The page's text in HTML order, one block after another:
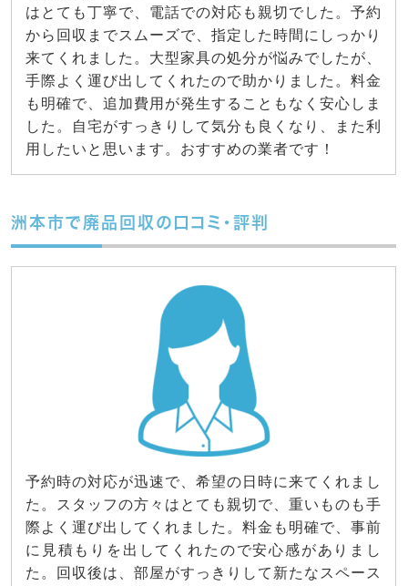
はとても丁寧で、電話での対応も親切でした。予約
から回収までスムーズで、指定した時間にしっかり
来てくれました。大型家具の処分が悩みでしたが、
手際よく運び出してくれたので助かりました。料金
も明確で、追加費用が発生することもなく安心しま
した。自宅がすっきりして気分も良くなり、また利
用したいと思います。おすすめの業者です！
洲本市で廃品回収の口コミ・評判
予約時の対応が迅速で、希望の日時に来てくれまし
た。スタッフの方々はとても親切で、重いものも手
際よく運び出してくれました。料金も明確で、事前
に見積もりを出してくれたので安心感がありまし
た。回収後は、部屋がすっきりして新たなスペース